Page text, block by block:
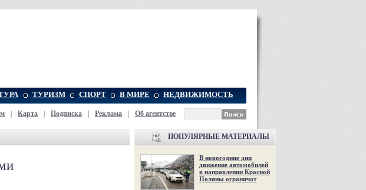
ТУРИЗМ СПОРТ В МИРЕ НЕДВИЖИМОСТЬ
Карта Подписка Реклама Об агентстве
ПОПУЛЯРНЫЕ МАТЕРИАЛЫ
В новогодние дни
движение автомобилей
в направлении Красной
Поляны ограничат